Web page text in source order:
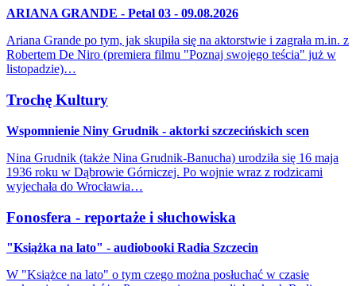
ARIANA GRANDE - Petal 03 - 09.08.2026
Ariana Grande po tym, jak skupiła się na aktorstwie i zagrała m.in. z
Robertem De Niro (premiera filmu "Poznaj swojego teścia" już w
listopadzie)…
Trochę Kultury
Wspomnienie Niny Grudnik - aktorki szczecińskich scen
Nina Grudnik (także Nina Grudnik-Banucha) urodziła się 16 maja
1936 roku w Dąbrowie Górniczej. Po wojnie wraz z rodzicami
wyjechała do Wrocławia…
Fonosfera - reportaże i słuchowiska
"Książka na lato" - audiobooki Radia Szczecin
W "Książce na lato" o tym czego można posłuchać w czasie